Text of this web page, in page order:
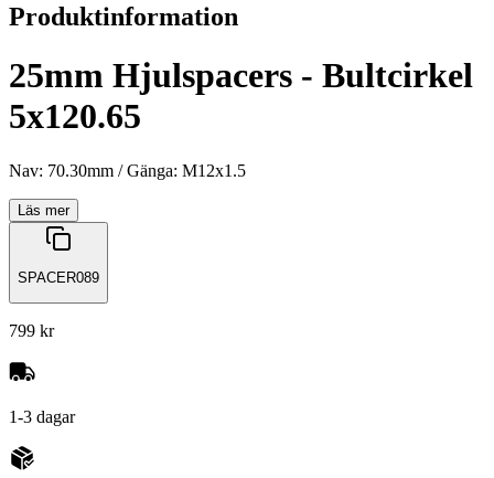
Produktinformation
25mm Hjulspacers - Bultcirkel
5x120.65
Nav: 70.30mm / Gänga: M12x1.5
Läs mer
SPACER089
799 kr
1-3 dagar